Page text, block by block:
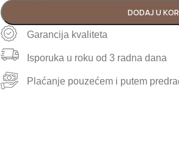
DODAJ U
Garancija kvaliteta
Isporuka u roku od 3 radna dana
Plaćanje pouzećem i putem